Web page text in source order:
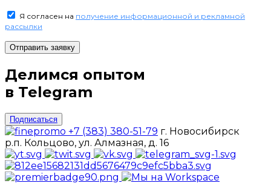
Я согласен на получение информационной и рекламной
рассылки
Отправить заявку
Делимся опытом
в Telegram
Подписаться
+7 (383) 380-51-79 г. Новосибирск
р.п. Кольцово, ул. Алмазная, д. 16